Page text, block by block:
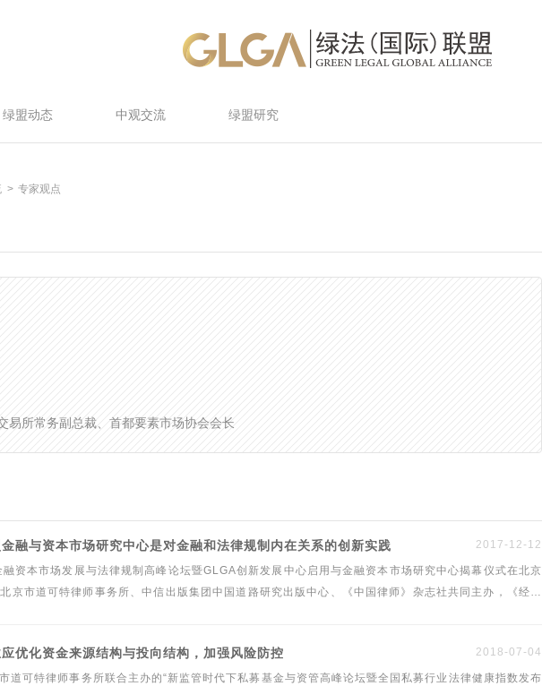
绿盟动态 中观交流 绿盟研究
专家观点
易所常务副总裁、首都要素市场协会会长
融与资本市场研究中心是对金融和法律规制内在关系的创新实践 2017-12-12
资本市场发展与法律规制高峰论坛暨GLGA创新发展中心启用与金融资本市场研究中心揭幕仪式在北京
京市道可特律师事务所、中信出版集团中国道路研究出版中心、《中国律师》杂志社共同主办，《经济
优化资金来源结构与投向结构，加强风险防控 2018-07-04
道可特律师事务所联合主办的“新监管时代下私募基金与资管高峰论坛暨全国私募行业法律健康指数发布